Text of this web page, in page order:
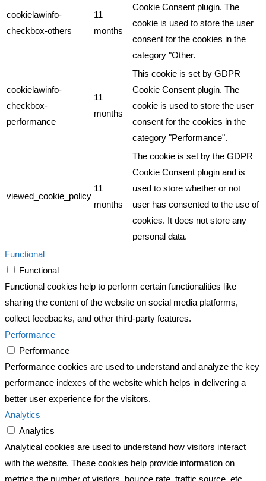
cookielawinfo-
checkbox-others
11
months
Cookie Consent plugin. The
cookie is used to store the user
consent for the cookies in the
category "Other.
cookielawinfo-
checkbox-
performance
11
months
This cookie is set by GDPR
Cookie Consent plugin. The
cookie is used to store the user
consent for the cookies in the
category "Performance".
viewed_cookie_policy
11
months
The cookie is set by the GDPR
Cookie Consent plugin and is
used to store whether or not
user has consented to the use of
cookies. It does not store any
personal data.
Functional
Functional
Functional cookies help to perform certain functionalities like
sharing the content of the website on social media platforms,
collect feedbacks, and other third-party features.
Performance
Performance
Performance cookies are used to understand and analyze the key
performance indexes of the website which helps in delivering a
better user experience for the visitors.
Analytics
Analytics
Analytical cookies are used to understand how visitors interact
with the website. These cookies help provide information on
metrics the number of visitors, bounce rate, traffic source, etc.